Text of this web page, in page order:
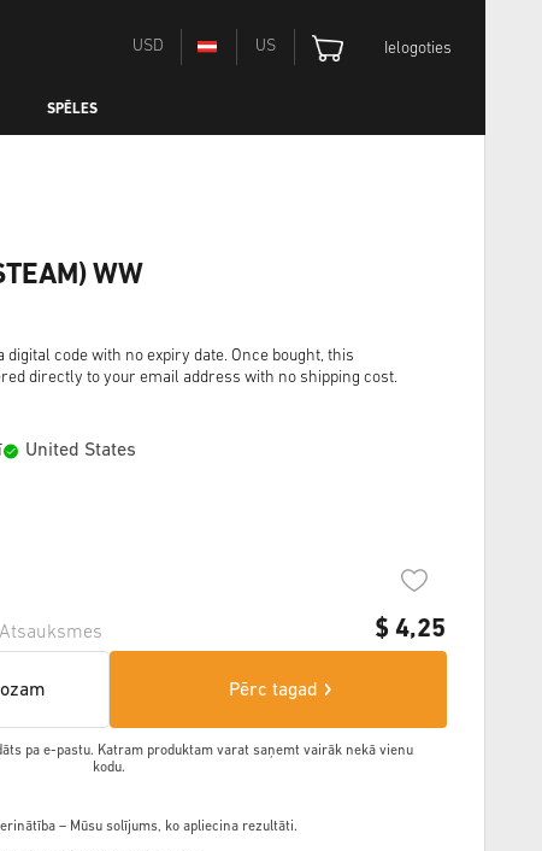
USD US Ielogoties
SPĒLES
WW
digital code with no expiry date. Once bought, this
directly to your email address with no shipping cost.
United States
$ 4,25
Atsauksmes
Pērc tagad
pa e-pastu. Katram produktam varat saņemt vairāk nekā vienu
kodu.
– Mūsu solījums, ko apliecina rezultāti.